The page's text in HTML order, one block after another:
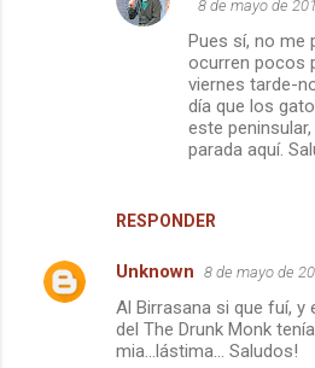
RESPONDER
8 de mayo de
Pues sí, no me
ocurren pocos
viernes tarde-
día que los
este
parada aquí.
Unknown 8 de mayo de
Al Birrasana si que fuí, y
del The Drunk Monk
mia...lástima... Saludos!